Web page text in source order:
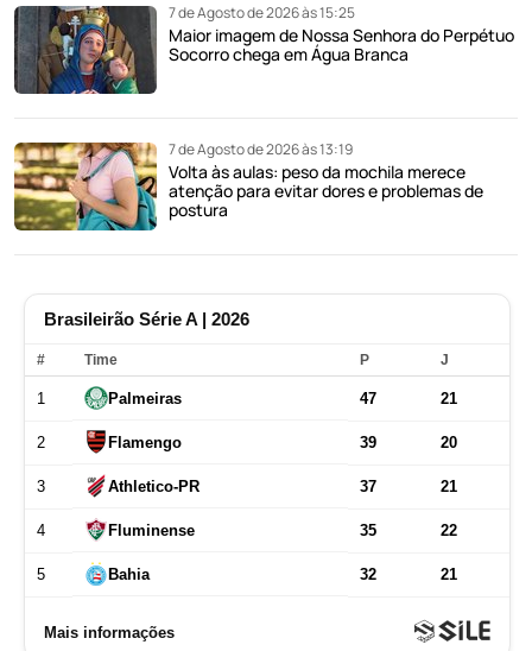
7 de Agosto de 2026 às 15:25
Maior imagem de Nossa Senhora do Perpétuo
Socorro chega em Água Branca
7 de Agosto de 2026 às 13:19
Volta às aulas: peso da mochila merece
atenção para evitar dores e problemas de
postura